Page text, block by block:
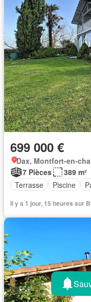
699 000 €
Dax, Montfort-en-
7 Pièces
389 m²
Terrasse
Piscine
Il y a 1 jour, 15 heures sur